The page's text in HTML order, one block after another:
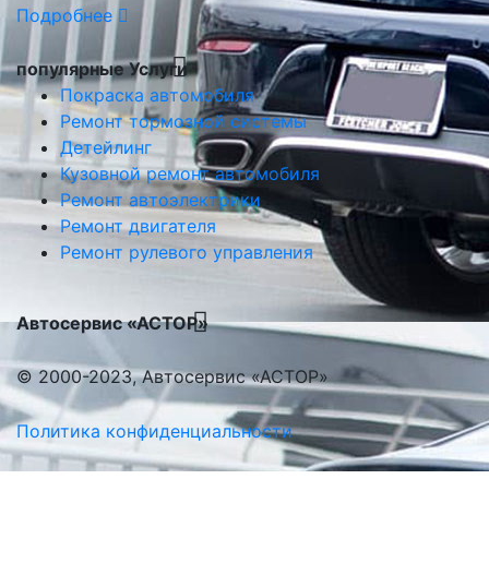
Подробнее
популярные Услуги
Покраска автомобиля
Ремонт тормозной системы
Детейлинг
Кузовной ремонт автомобиля
Ремонт автоэлектрики
Ремонт двигателя
Ремонт рулевого управления
Автосервис «АСТОР»
© 2000-2023, Автосервис «АСТОР»
Политика конфиденциальности